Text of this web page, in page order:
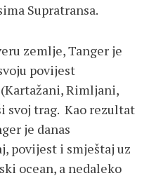
Supratransa.
zemlje, Tanger je
povijest
Rimljani,
svoj trag. Kao rezultat
je danas
povijest i smještaj uz
ocean, a nedaleko